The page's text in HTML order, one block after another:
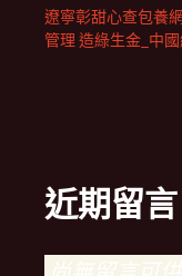
遼寧彰甜心查包養
管理 造綠生金_中
近期留言